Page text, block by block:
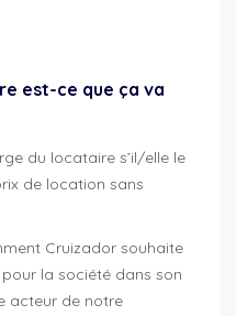
est-ce que ça va
du locataire s’il/elle le
de location sans
Cruizador souhaite
pour la société dans son
acteur de notre